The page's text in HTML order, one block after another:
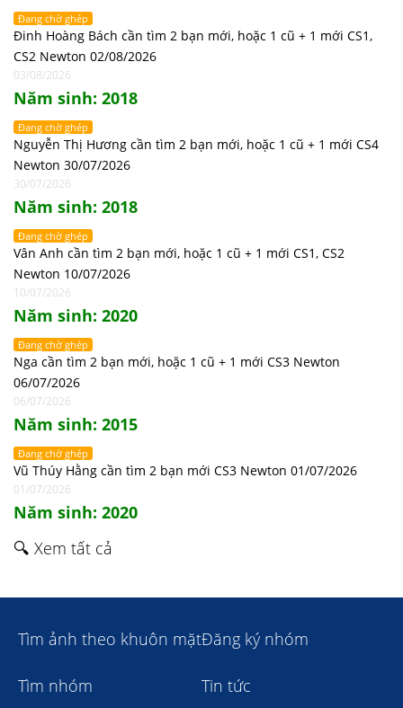
Đang chờ ghép
Đinh Hoàng Bách cần tìm 2 bạn mới, hoặc 1 cũ + 1 mới CS1,
CS2 Newton 02/08/2026
03/08/2026
Năm sinh: 2018
Đang chờ ghép
Nguyễn Thị Hương cần tìm 2 bạn mới, hoặc 1 cũ + 1 mới CS4
Newton 30/07/2026
30/07/2026
Năm sinh: 2018
Đang chờ ghép
Vân Anh cần tìm 2 bạn mới, hoặc 1 cũ + 1 mới CS1, CS2
Newton 10/07/2026
10/07/2026
Năm sinh: 2020
Đang chờ ghép
Nga cần tìm 2 bạn mới, hoặc 1 cũ + 1 mới CS3 Newton
06/07/2026
06/07/2026
Năm sinh: 2015
Đang chờ ghép
Vũ Thúy Hằng cần tìm 2 bạn mới CS3 Newton 01/07/2026
01/07/2026
Năm sinh: 2020
🔍 Xem tất cả
Tìm ảnh theo khuôn mặtĐăng ký nhóm
Tìm nhóm Tin tức